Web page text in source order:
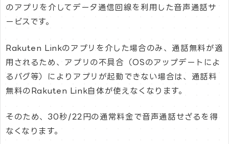
のアプリを介してデータ通信回線を利用した音声通話サ
ービスです。
Rakuten Linkのアプリを介した場合のみ、通話無料が適
用されるため、アプリの不具合（OSのアップデートによ
るバグ等）によりアプリが起動できない場合は、通話料
無料のRakuten Link自体が使えなくなります。
そのため、30秒/22円の通常料金で音声通話せざるを得
なくなります。